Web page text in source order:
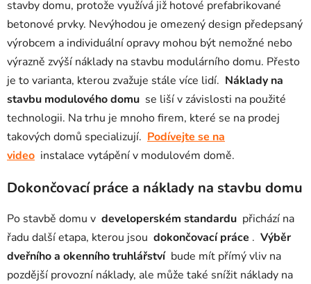
stavby domu, protože využívá již hotové prefabrikované
betonové prvky. Nevýhodou je omezený design předepsaný
výrobcem a individuální opravy mohou být nemožné nebo
výrazně zvýší náklady na stavbu modulárního domu. Přesto
je to varianta, kterou zvažuje stále více lidí. Náklady na
stavbu modulového domu se liší v závislosti na použité
technologii. Na trhu je mnoho firem, které se na prodej
takových domů specializují. Podívejte se na
video instalace vytápění v modulovém domě.
Dokončovací práce a náklady na stavbu domu
Po stavbě domu v developerském standardu přichází na
řadu další etapa, kterou jsou dokončovací práce . Výběr
dveřního a okenního truhlářství bude mít přímý vliv na
pozdější provozní náklady, ale může také snížit náklady na